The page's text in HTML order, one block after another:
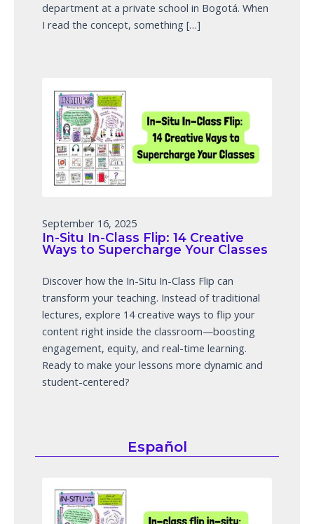
department at a private school in Bogotá. When
I read the concept, something […]
September 16, 2025
In-Situ In-Class Flip: 14 Creative
Ways to Supercharge Your Classes
Discover how the In-Situ In-Class Flip can
transform your teaching. Instead of traditional
lectures, explore 14 creative ways to flip your
content right inside the classroom—boosting
engagement, equity, and real-time learning.
Ready to make your lessons more dynamic and
student-centered?
Español